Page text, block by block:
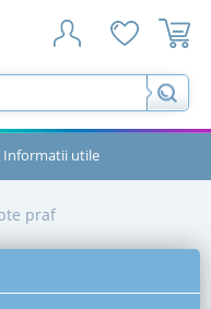
Informatii utile
praf